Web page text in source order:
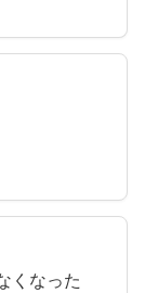
くなった